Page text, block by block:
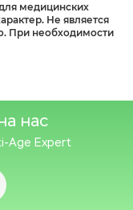
медицинских
Не является
При необходимости
нас
Age Expert